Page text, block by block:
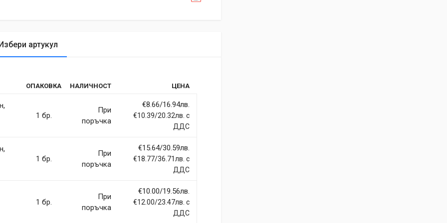
артукул
vitae sodales in, maximus ut lectus. Vivamus commodo
eget tincidunt ex semper sit amet. Nullam neque justo, sodales
et fringilla facilisis. Nam maximus consectetur diam. Nulla
ОПАКОВКА НАЛИЧНОСТ ЦЕНА
1 бр.
При
поръчка
€8.66/16.94лв.
€10.39/20.32лв. с
ДДС
1 бр.
При
поръчка
€15.64/30.59лв.
€18.77/36.71лв. с
ДДС
1 бр.
При
поръчка
€10.00/19.56лв.
€12.00/23.47лв. с
ДДС